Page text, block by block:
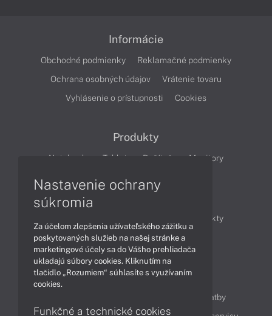
Informácie
Obchodné podmienky
Reklamačné podmienky
Ochrana osobných údajov
Vrátenie tovaru
Vyhlásenie o prístupnosti
Cookies
Produkty
Notebooky Tablety Počítače Monitory
Produkty
Technológie
Videá
Obsah
Možnosti doručenia a platby
Nastavenie ochrany
súkromia
Za účelom zlepšenia užívateľského zážitku a
poskytovaných služieb na našej stránke a
marketingové účely sa do Vášho prehliadača
ukladajú súbory cookies. Kliknutím na
tlačidlo „Rozumiem“ súhlasíte s využívaním
cookies.
Funkčné a technické cookies